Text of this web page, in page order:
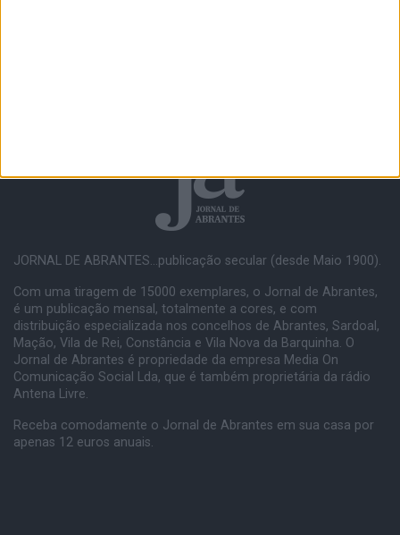
JORNAL DE ABRANTES...publicação secular (desde Maio 1900).
Com uma tiragem de 15000 exemplares, o Jornal de Abrantes,
é um publicação mensal, totalmente a cores, e com
distribuição especializada nos concelhos de Abrantes, Sardoal,
Mação, Vila de Rei, Constância e Vila Nova da Barquinha. O
Jornal de Abrantes é propriedade da empresa Media On
Comunicação Social Lda, que é também proprietária da rádio
Antena Livre.
Receba comodamente o Jornal de Abrantes em sua casa por
apenas 12 euros anuais.